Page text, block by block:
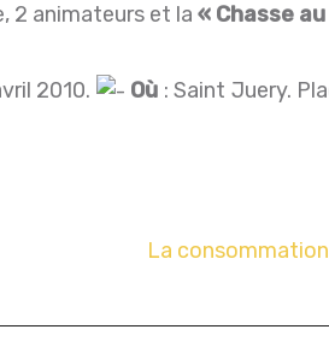
2 animateurs et la « Chasse
2010. Où : Saint Juery.
La